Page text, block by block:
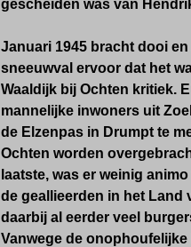
gescheiden was van
Januari 1945 bracht dooi
sneeuwval ervoor dat het
Waaldijk bij Ochten kritiek.
mannelijke inwoners uit
de Elzenpas in Drumpt te
Ochten worden
laatste, was er weinig
de geallieerden in het Land
daarbij al eerder veel
Vanwege de